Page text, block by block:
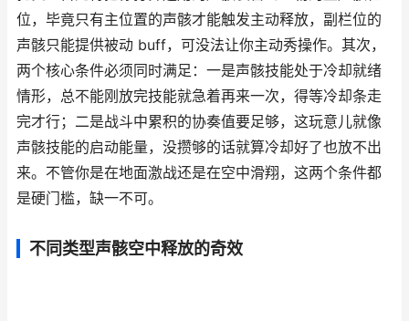
位，毕竟只有主位置的声骸才能触发主动释放，副栏位的
声骸只能提供被动 buff，可没法让你主动秀操作。其次，
两个核心条件必须同时满足：一是声骸技能处于冷却就绪
情形，总不能刚放完技能就急着再来一次，得等冷却条走
完才行；二是战斗中累积的协奏值要足够，这玩意儿就像
声骸技能的启动能量，没攒够的话就算冷却好了也放不出
来。不管你是在地面激战还是在空中滑翔，这两个条件都
是硬门槛，缺一不可。
不同类型声骸空中释放的奇效